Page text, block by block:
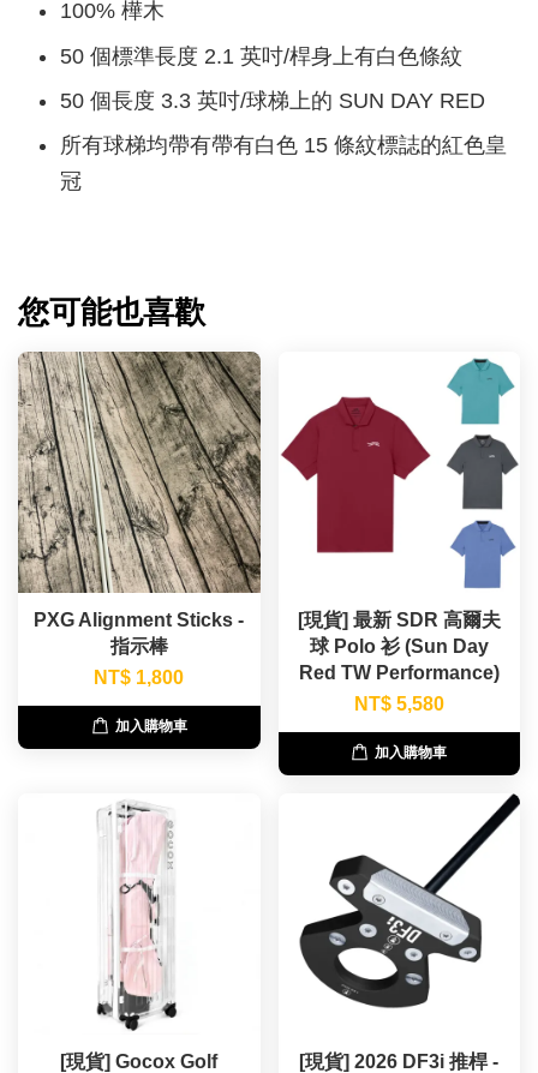
100% 樺木
50 個標準長度 2.1 英吋/桿身上有白色條紋
50 個長度 3.3 英吋/球梯上的 SUN DAY RED
所有球梯均帶有帶有白色 15 條紋標誌的紅色皇
冠
您可能也喜歡
PXG Alignment Sticks -
指示棒
NT$ 1,800
加入購物車
[現貨] 最新 SDR 高爾夫
球 Polo 衫 (Sun Day
Red TW Performance)
NT$ 5,580
加入購物車
[現貨] Gocox Golf
[現貨] 2026 DF3i 推桿 -